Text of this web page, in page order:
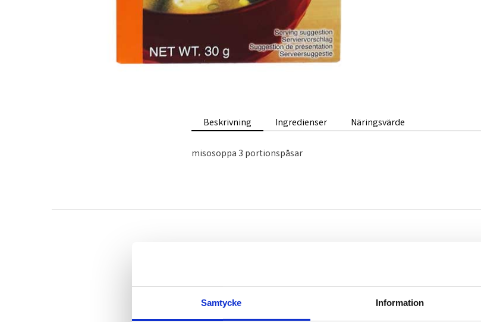
Samtycke Information
Beskrivning Ingredienser Näringsvärde
misosoppa 3 portionspåsar